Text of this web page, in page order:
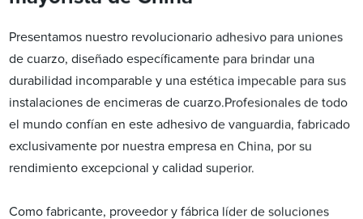
Presentamos nuestro revolucionario adhesivo para uniones
de cuarzo, diseñado específicamente para brindar una
durabilidad incomparable y una estética impecable para sus
instalaciones de encimeras de cuarzo.Profesionales de todo
el mundo confían en este adhesivo de vanguardia, fabricado
exclusivamente por nuestra empresa en China, por su
rendimiento excepcional y calidad superior.
Como fabricante, proveedor y fábrica líder de soluciones